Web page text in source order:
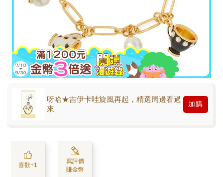
呀哈★吉伊卡哇旋風再起，精選周邊看過
來
加購
喜歡+1
寫評價
賺金幣